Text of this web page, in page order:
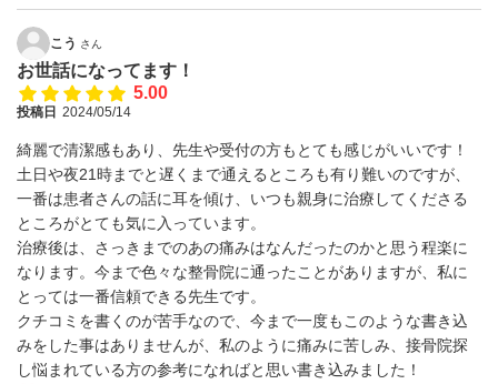
こう さん
お世話になってます！
5.00
投稿日 2024/05/14
綺麗で清潔感もあり、先生や受付の方もとても感じがいいです！
土日や夜21時までと遅くまで通えるところも有り難いのですが、
一番は患者さんの話に耳を傾け、いつも親身に治療してくださる
ところがとても気に入っています。
治療後は、さっきまでのあの痛みはなんだったのかと思う程楽に
なります。今まで色々な整骨院に通ったことがありますが、私に
とっては一番信頼できる先生です。
クチコミを書くのが苦手なので、今まで一度もこのような書き込
みをした事はありませんが、私のように痛みに苦しみ、接骨院探
し悩まれている方の参考になればと思い書き込みました！